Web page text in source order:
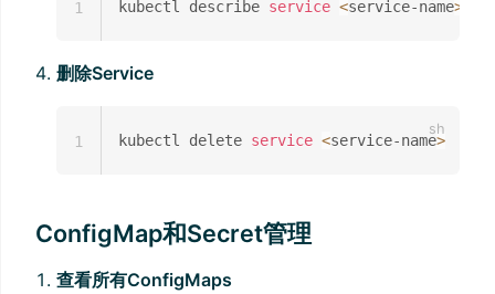
kubectl describe service <service-name>
1
删除Service
kubectl delete service <service-name>
1
ConfigMap和Secret管理
查看所有ConfigMaps